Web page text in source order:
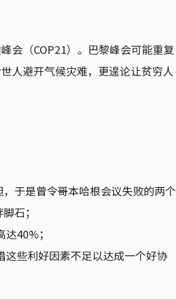
会（COP21）。巴黎峰会可能重复
人避开气候灾难，更遑论让贫穷人
于是曾令哥本哈根会议失败的两个
石；
40%；
些利好因素不足以达成一个好协